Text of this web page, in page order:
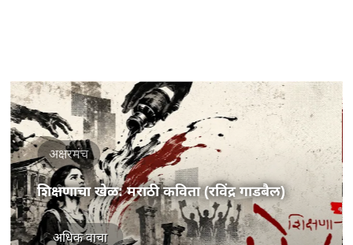
अक्षरमंच
शिक्षणाचा खेळ: मराठी कविता (रविंद्र गाडबैल)
अधिक वाचा